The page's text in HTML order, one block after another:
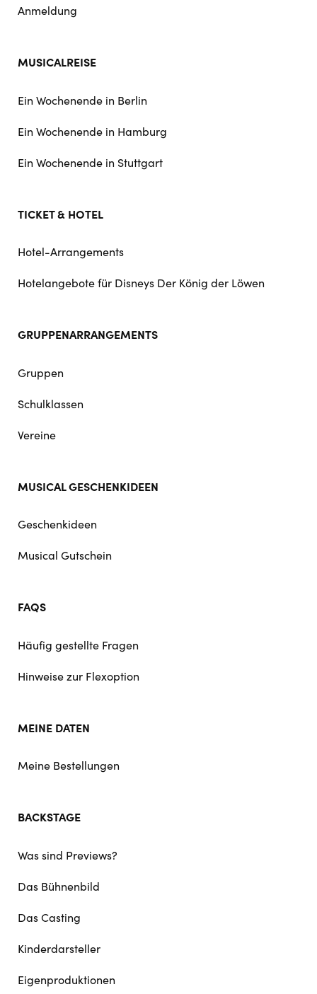
Anmeldung
MUSICALREISE
Ein Wochenende in Berlin
Ein Wochenende in Hamburg
Ein Wochenende in Stuttgart
TICKET & HOTEL
Hotel-Arrangements
Hotelangebote für Disneys Der König der Löwen
GRUPPENARRANGEMENTS
Gruppen
Schulklassen
Vereine
MUSICAL GESCHENKIDEEN
Geschenkideen
Musical Gutschein
FAQS
Häufig gestellte Fragen
Hinweise zur Flexoption
MEINE DATEN
Meine Bestellungen
BACKSTAGE
Was sind Previews?
Das Bühnenbild
Das Casting
Kinderdarsteller
Eigenproduktionen